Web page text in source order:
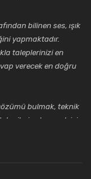
bilinen ses, ışık
yapmaktadır.
taleplerinizi en
verecek en doğru
bulmak, teknik
ileriye taşımak için